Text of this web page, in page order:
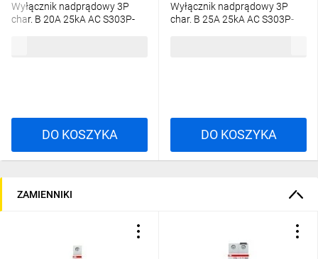
Wyłącznik nadprądowy 3P
char. B 20A 25kA AC S303P-
DO KOSZYKA
Wyłącznik nadprądowy 3P
char. B 25A 25kA AC S303P-
DO KOSZYKA
ZAMIENNIKI